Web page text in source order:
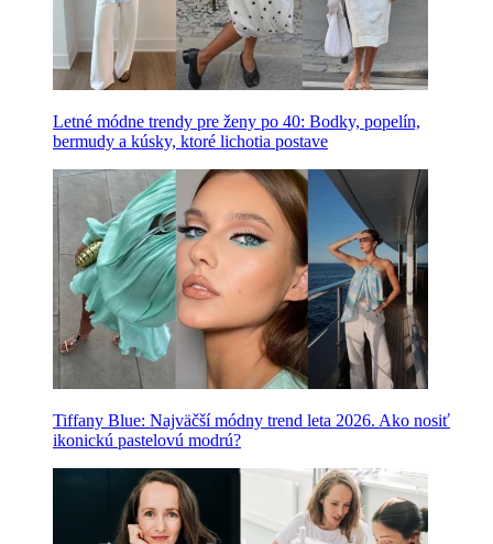
Letné módne trendy pre ženy po 40: Bodky, popelín,
bermudy a kúsky, ktoré lichotia postave
Tiffany Blue: Najväčší módny trend leta 2026. Ako nosiť
ikonickú pastelovú modrú?